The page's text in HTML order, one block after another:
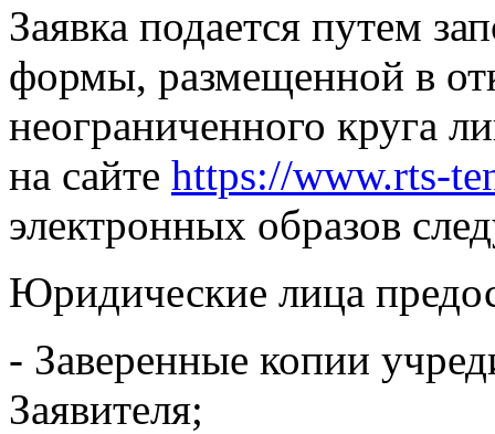
Заявка подается путем
формы, размещенной в
неограниченного круга
на сайте https://www.rts-
электронных образов
Юридические лица
- Заверенные копии
Заявителя;